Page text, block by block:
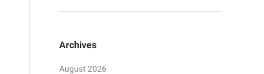
Archives
August 2026